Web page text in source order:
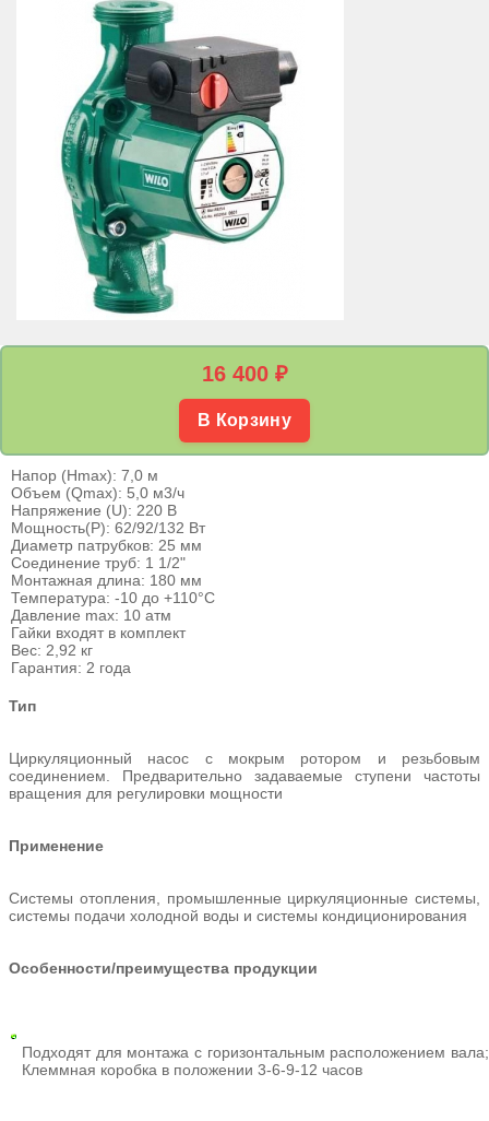
16 400 ₽
В Корзину
Напор (Hmax): 7,0 м
Объем (Qmax): 5,0 м3/ч
Напряжение (U): 220 В
Мощность(P): 62/92/132 Вт
Диаметр патрубков: 25 мм
Соединение труб: 1 1/2"
Монтажная длина: 180 мм
Температура: -10 до +110°С
Давление max: 10 атм
Гайки входят в комплект
Вес: 2,92 кг
Гарантия: 2 года
Тип
Циркуляционный насос с мокрым ротором и резьбовым
соединением. Предварительно задаваемые ступени частоты
вращения для регулировки мощности
Применение
Системы отопления, промышленные циркуляционные системы,
системы подачи холодной воды и системы кондиционирования
Особенности/преимущества продукции
Подходят для монтажа с горизонтальным расположением вала;
Клеммная коробка в положении 3-6-9-12 часов